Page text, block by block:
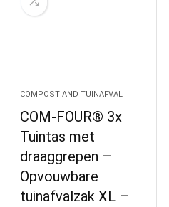
COMPOST AND TUINAFVAL
COM-FOUR® 3x
Tuintas met
draaggrepen –
Opvouwbare
tuinafvalzak XL –